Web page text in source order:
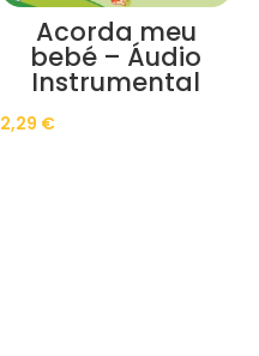
Acorda meu
bebé – Áudio
Instrumental
2,29 €